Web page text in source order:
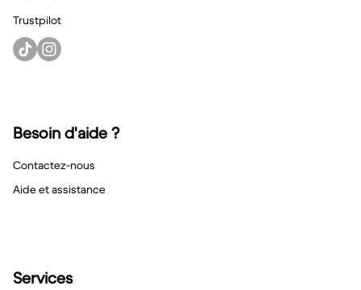
Trustpilot
Besoin d'aide ?
Contactez-nous
Aide et assistance
Services